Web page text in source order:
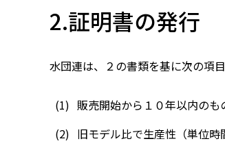
2.証明書の発行
水団連は、２の書類を基に次の項
販売開始から１０年以内のも
旧モデル比で生産性（単位